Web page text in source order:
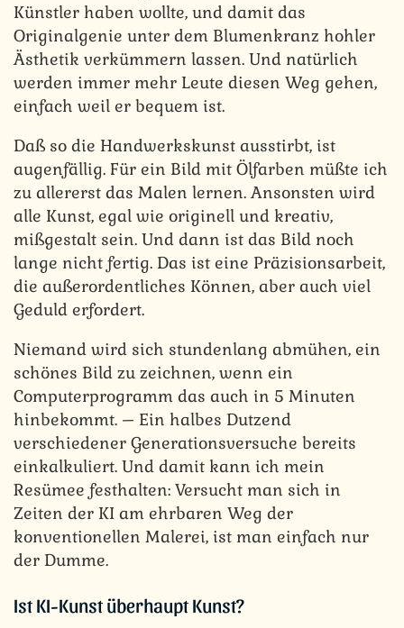
Künstler haben wollte, und damit das
Originalgenie unter dem Blumenkranz hohler
Ästhetik verkümmern lassen. Und natürlich
werden immer mehr Leute diesen Weg gehen,
einfach weil er bequem ist.
Daß so die Handwerkskunst ausstirbt, ist
augenfällig. Für ein Bild mit Ölfarben müßte ich
zu allererst das Malen lernen. Ansonsten wird
alle Kunst, egal wie originell und kreativ,
mißgestalt sein. Und dann ist das Bild noch
lange nicht fertig. Das ist eine Präzisionsarbeit,
die außerordentliches Können, aber auch viel
Geduld erfordert.
Niemand wird sich stundenlang abmühen, ein
schönes Bild zu zeichnen, wenn ein
Computerprogramm das auch in 5 Minuten
hinbekommt. – Ein halbes Dutzend
verschiedener Generationsversuche bereits
einkalkuliert. Und damit kann ich mein
Resümee festhalten: Versucht man sich in
Zeiten der KI am ehrbaren Weg der
konventionellen Malerei, ist man einfach nur
der Dumme.
Ist KI-Kunst überhaupt Kunst?